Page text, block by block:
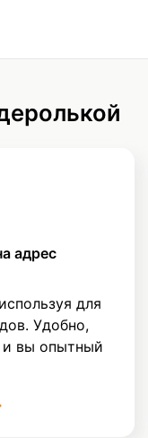
адрес
для
Удобно,
и вы опытный